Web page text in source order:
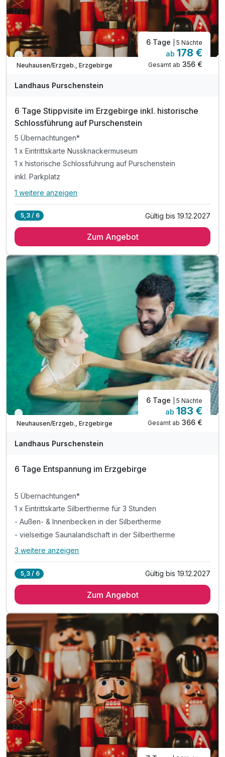
Viele Termine frei
Neuhausen/Erzgeb., Erzgebirge
6 Tage | 5 Nächte
ab 178 €
Gesamt ab 356 €
Landhaus Purschenstein
6 Tage Stippvisite im Erzgebirge inkl. historische
Schlossführung auf Purschenstein
5 Übernachtungen*
1 x Eintrittskarte Nussknackermuseum
1 x historische Schlossführung auf Purschenstein
inkl. Parkplatz
Alle Inklusivleistungen
1 x Eintrittskarte Nussknackermuseum
inkl. Parkplatz
inkl. W-LAN
1 weitere anzeigen
5,3 / 6 Gültig bis 19.12.2027
Zum Angebot
Viele Termine frei
Neuhausen/Erzgeb., Erzgebirge
6 Tage | 5 Nächte
ab 183 €
Gesamt ab 366 €
Landhaus Purschenstein
6 Tage Entspannung im Erzgebirge
5 Übernachtungen*
1 x Eintrittskarte Silbertherme für 3 Stunden
- Außen- & Innenbecken in der Silbertherme
- vielseitige Saunalandschaft in der Silbertherme
Alle Inklusivleistungen
1 x Eintrittskarte Silbertherme für 3 Stunden
- vielseitige Saunalandschaft in der Silbertherme
& liebevoll gestaltete Ruhebereiche & Liegewiese
inkl. Parkplatz am Hotel
inkl. W-LAN
3 weitere anzeigen
5,3 / 6 Gültig bis 19.12.2027
Zum Angebot